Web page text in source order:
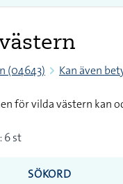
(04643) Kan även
för vilda västern kan
6 st
SÖKORD